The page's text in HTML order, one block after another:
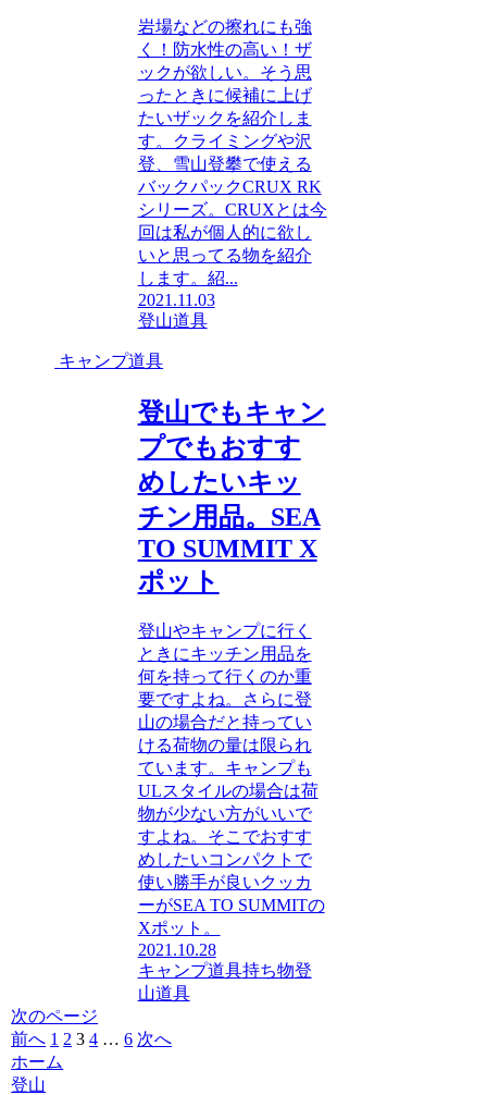
岩場などの擦れにも強
く！防水性の高い！ザ
ックが欲しい。そう思
ったときに候補に上げ
たいザックを紹介しま
す。クライミングや沢
登、雪山登攀で使える
バックパックCRUX RK
シリーズ。CRUXとは今
回は私が個人的に欲し
いと思ってる物を紹介
します。紹...
2021.11.03
登山道具
キャンプ道具
登山でもキャン
プでもおすす
めしたいキッ
チン用品。SEA
TO SUMMIT X
ポット
登山やキャンプに行く
ときにキッチン用品を
何を持って行くのか重
要ですよね。さらに登
山の場合だと持ってい
ける荷物の量は限られ
ています。キャンプも
ULスタイルの場合は荷
物が少ない方がいいで
すよね。そこでおすす
めしたいコンパクトで
使い勝手が良いクッカ
ーがSEA TO SUMMITの
Xポット。
2021.10.28
キャンプ道具持ち物登
山道具
次のページ
前へ 1 2 3 4 … 6 次へ
ホーム
登山